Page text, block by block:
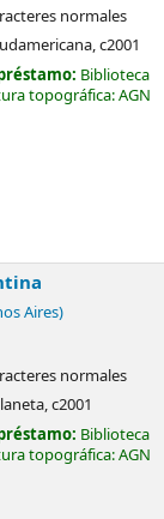
normales
c2001
Biblioteca
topográfica:AGN
Aires)
normales
c2001
Biblioteca
topográfica:AGN